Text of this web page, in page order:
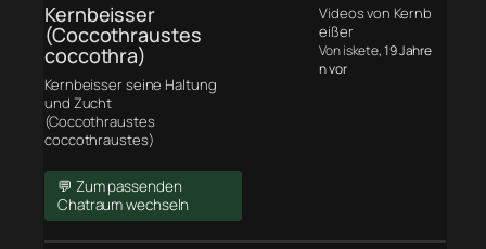
Kernbeisser
(Coccothraustes
coccothra)
Kernbeisser seine Haltung
und Zucht
(Coccothraustes
coccothraustes)
💬 Zum passenden
Chatraum wechseln
Videos von Kernb
eißer
Von iskete, 19 Jahre
n vor